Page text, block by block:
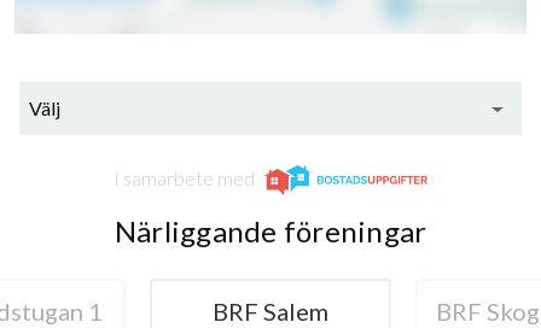
Välj
I samarbete med
Närliggande föreningar
1
BRF Salem
BRF